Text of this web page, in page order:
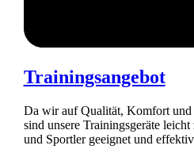
Trainingsangebot
Da wir auf Qualität, Komfort und
sind unsere Trainingsgeräte
und Sportler geeignet und